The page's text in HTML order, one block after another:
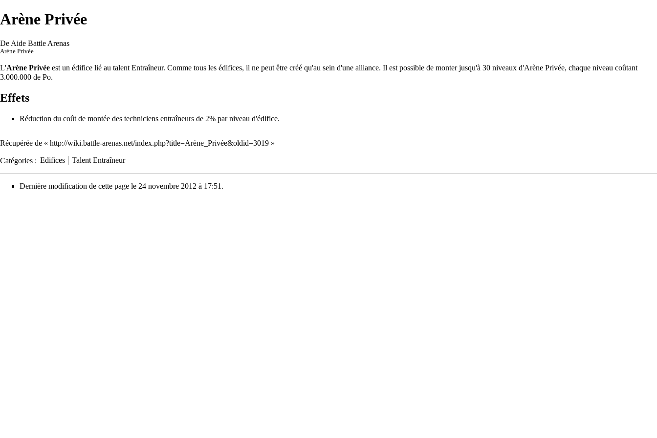
Arène Privée
De Aide Battle Arenas
Arène Privée
L'Arène Privée est un édifice lié au talent Entraîneur. Comme tous les édifices, il ne peut être créé qu'au sein d'une alliance. Il est possible de monter jusqu'à 30 niveaux d'Arène Privée, chaque niveau coûtant
3.000.000 de Po.
Effets
Réduction du coût de montée des techniciens entraîneurs de 2% par niveau d'édifice.
Récupérée de « http://wiki.battle-arenas.net/index.php?title=Arène_Privée&oldid=3019 »
Catégories : Edifices Talent Entraîneur
Dernière modification de cette page le 24 novembre 2012 à 17:51.